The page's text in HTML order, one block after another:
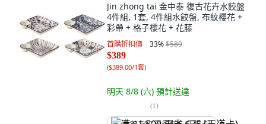
Jin zhong tai 金中泰 復古花卉水餃盤
4件組, 1套, 4件組水餃盤, 布紋櫻花 +
彩帶 + 格子櫻花 + 花藤
首購折扣價 33%$589
$389
($389.00/1套)
明天 8/8 (六) 預計送達
(1)